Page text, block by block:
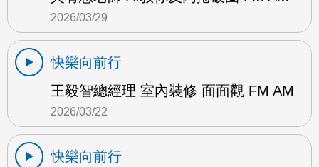
2026/03/29
快樂向前行
王毅智總經理 室內裝修 面面觀 FM AM
2026/03/22
快樂向前行